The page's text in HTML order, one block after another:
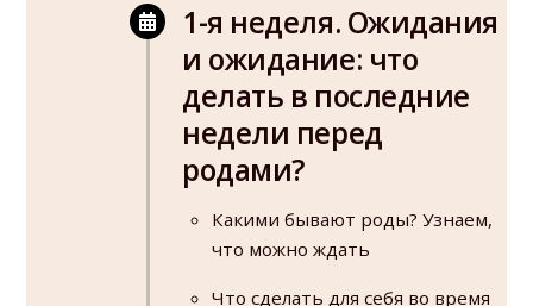
1-я неделя. Ожидания
и ожидание: что
делать в последние
недели перед
родами?
Какими бывают роды? Узнаем,
что можно ждать
Что сделать для себя во время